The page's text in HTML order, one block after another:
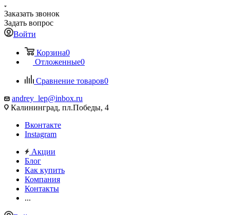
Заказать звонок
Задать вопрос
Войти
Корзина0
Отложенные0
Сравнение товаров0
andrey_lep@inbox.ru
Калининград, пл.Победы, 4
Вконтакте
Instagram
Акции
Блог
Как купить
Компания
Контакты
...